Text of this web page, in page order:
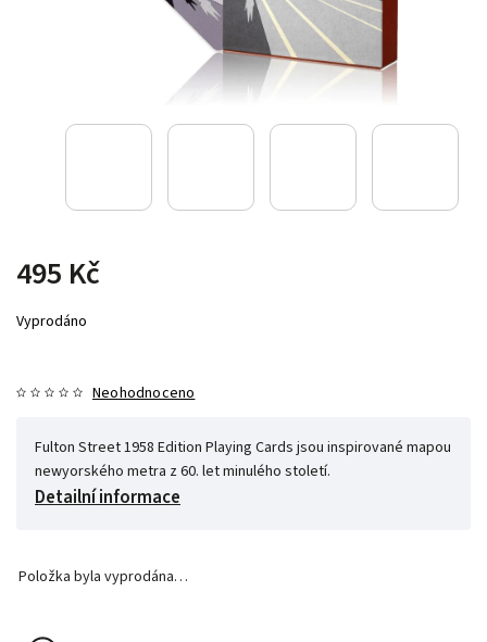
495 Kč
Vyprodáno
Neohodnoceno
Fulton Street 1958 Edition Playing Cards jsou inspirované mapou
newyorského metra z 60. let minulého století.
Detailní informace
Položka byla vyprodána…